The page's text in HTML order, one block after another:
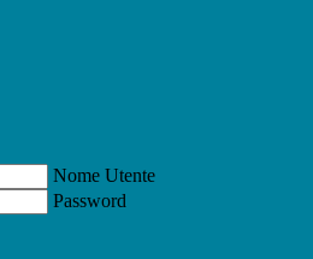
Nome Utente
Password